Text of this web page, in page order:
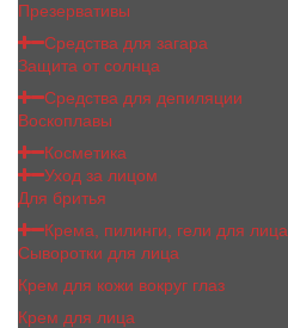
Презервативы
Средства для загара
Защита от солнца
Средства для депиляции
Воскоплавы
Косметика
Уход за лицом
Для бритья
Крема, пилинги, гели для лица
Сыворотки для лица
Крем для кожи вокруг глаз
Крем для лица